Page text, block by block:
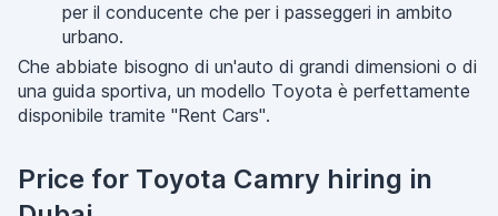
per il conducente che per i passeggeri in ambito
urbano.
Che abbiate bisogno di un'auto di grandi dimensioni o di
una guida sportiva, un modello Toyota è perfettamente
disponibile tramite "Rent Cars".
Price for Toyota Camry hiring in